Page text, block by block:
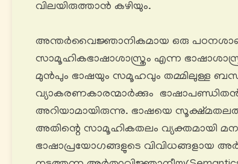
വിലയിരുത്താൻ കഴിയും.
അന്തർവൈജ്ഞാനികമായ ഒരു
സാമൂഹികഭാഷാശാസ്ത്രം എന്ന
മുൻപും ഭാഷയും സമൂഹവും തമ്മിലുള്ള
വ്യാകരണകാരന്മാർക്കും
അറിയാമായിരുന്നു. ഭാഷയെ
അതിന്റെ സാമൂഹികതലം വ്യക്തമായി
ഭാഷാപ്രയോഗങ്ങളുടെ വിവിധങ്ങളായ